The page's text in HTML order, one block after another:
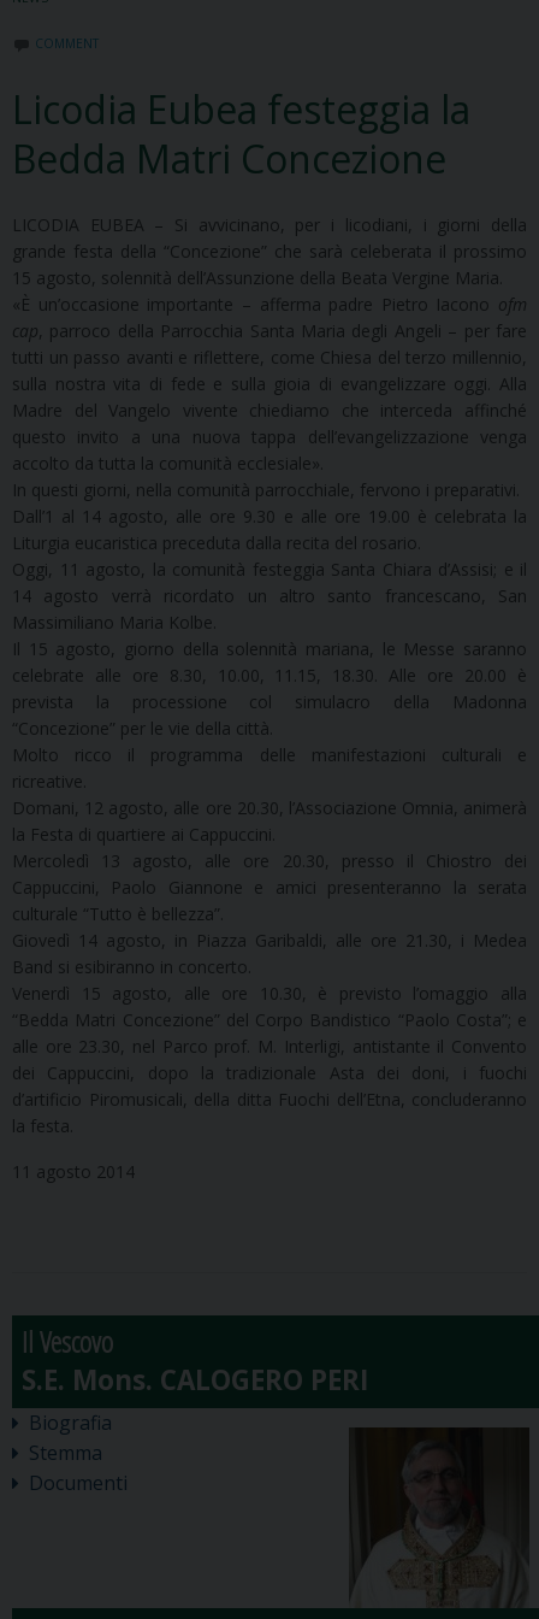
COMMENT
Licodia Eubea festeggia la
Bedda Matri Concezione
LICODIA EUBEA – Si avvicinano, per i licodiani, i giorni della
grande festa della “Concezione” che sarà celeberata il prossimo
15 agosto, solennità dell’Assunzione della Beata Vergine Maria.
«È un’occasione importante – afferma padre Pietro Iacono ofm
cap, parroco della Parrocchia Santa Maria degli Angeli – per fare
tutti un passo avanti e riflettere, come Chiesa del terzo millennio,
sulla nostra vita di fede e sulla gioia di evangelizzare oggi. Alla
Madre del Vangelo vivente chiediamo che interceda affinché
questo invito a una nuova tappa dell’evangelizzazione venga
accolto da tutta la comunità ecclesiale».
In questi giorni, nella comunità parrocchiale, fervono i preparativi.
Dall’1 al 14 agosto, alle ore 9.30 e alle ore 19.00 è celebrata la
Liturgia eucaristica preceduta dalla recita del rosario.
Oggi, 11 agosto, la comunità festeggia Santa Chiara d’Assisi; e il
14 agosto verrà ricordato un altro santo francescano, San
Massimiliano Maria Kolbe.
Il 15 agosto, giorno della solennità mariana, le Messe saranno
celebrate alle ore 8.30, 10.00, 11.15, 18.30. Alle ore 20.00 è
prevista la processione col simulacro della Madonna
“Concezione” per le vie della città.
Molto ricco il programma delle manifestazioni culturali e
ricreative.
Domani, 12 agosto, alle ore 20.30, l’Associazione Omnia, animerà
la Festa di quartiere ai Cappuccini.
Mercoledì 13 agosto, alle ore 20.30, presso il Chiostro dei
Cappuccini, Paolo Giannone e amici presenteranno la serata
culturale “Tutto è bellezza”.
Giovedì 14 agosto, in Piazza Garibaldi, alle ore 21.30, i Medea
Band si esibiranno in concerto.
Venerdì 15 agosto, alle ore 10.30, è previsto l’omaggio alla
“Bedda Matri Concezione” del Corpo Bandistico “Paolo Costa”; e
alle ore 23.30, nel Parco prof. M. Interligi, antistante il Convento
dei Cappuccini, dopo la tradizionale Asta dei doni, i fuochi
d’artificio Piromusicali, della ditta Fuochi dell’Etna, concluderanno
la festa.
11 agosto 2014
Il Vescovo
Biografia
Stemma
Documenti